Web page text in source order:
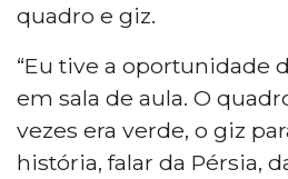
quadro e giz.
“Eu tive a oportunidade
em sala de aula. O
vezes era verde, o giz
história, falar da Pérsia,